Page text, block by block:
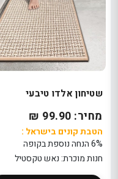
שטיחון אלדו טיבעי
מחיר: 99.90 ₪
הטבת קונים בישראל :
6% הנחה נוספת בקופה
חנות מוכרת: נאש טקסטיל